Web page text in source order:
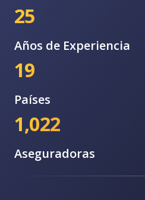
25
Años de Experiencia
19
Países
1,022
Aseguradoras